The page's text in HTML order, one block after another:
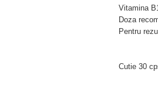
Vitamina
Doza
Pentru
Cutie 30